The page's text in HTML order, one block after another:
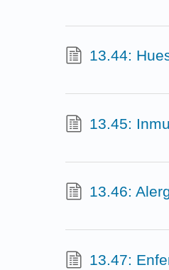
13.44:
13.45:
13.46:
13.47: